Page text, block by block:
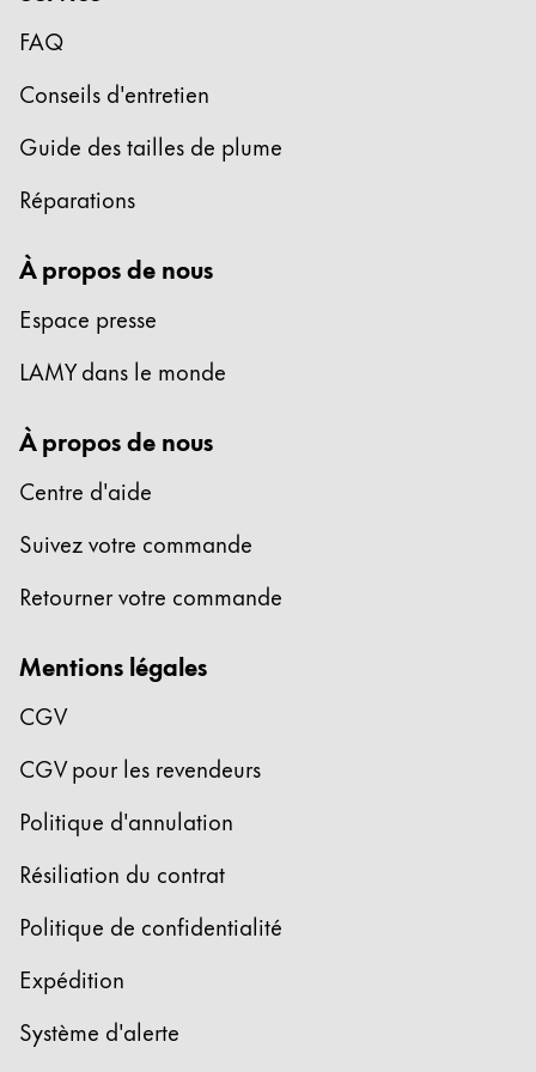
Holiday Special
Gift Ideas
Coffrets cadeaux
Gravure
Inspiration
LAMY Community
LAMY x Kunstpalast
Écriture créative
LAMY Stories
LAMY dialog urushi
Entreprise
Corporate Culture
Qualité
Design
Esprit pionnier
Carrière
FR/NC
Global
Créer un compte
Créer un compte
FAQ
Conseils d'entretien
Guide des tailles de plume
Réparations
À propos de nous
Espace presse
LAMY dans le monde
À propos de nous
Centre d'aide
Suivez votre commande
Retourner votre commande
Mentions légales
CGV
CGV pour les revendeurs
Politique d'annulation
Résiliation du contrat
Politique de confidentialité
Expédition
Système d'alerte